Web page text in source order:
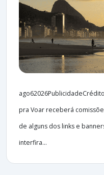
pra Voar receberá
de alguns dos links e
interfira...